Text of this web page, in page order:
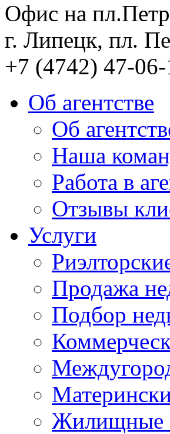
Офис на
г. Липецк, пл.
+7 (4742) 47-
Об агентстве
Об
Наша
Работа в
Отзывы
Услуги
Продажа
Подбор
Жилищные